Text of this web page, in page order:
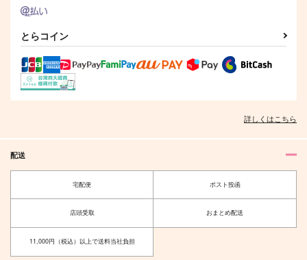
成田狂児×岡聡実 1,257 （税込）
成田狂児×岡聡実
とらコイン
詳しくはこちら
配送
宅配便 ポスト投函
店頭受取 おまとめ配送
11,000円（税込）以上で送料当社負担